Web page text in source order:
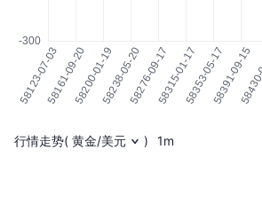
行情走势( 黄金/美元 ) 1m